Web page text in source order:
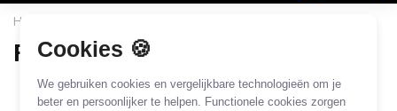
Cookies 🍪
We gebruiken cookies en vergelijkbare technologieën om je
beter en persoonlijker te helpen. Functionele cookies zorgen
Home
Fixapart
0 PRODUCTEN